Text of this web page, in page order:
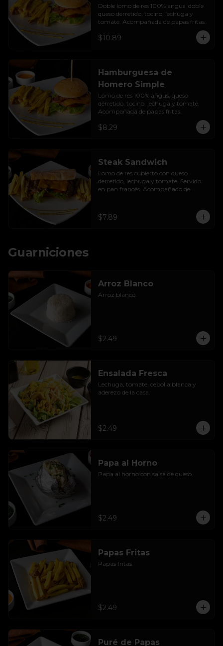
Doble lomo de res 100% angus, doble
queso derretido, tocino, lechuga y
tomate. Acompañada de papas fritas.
$10.89
Hamburguesa de
Homero Simple
Lomo de res 100% angus, queso
derretido, tocino, lechuga y tomate.
Acompañada de papas fritas.
$8.29
Steak Sandwich
Lomo de res cubierto con queso
derretido, lechuga y tomate. Servido
en pan francés. Acompañado de
$7.89
Guarniciones
Arroz Blanco
Arroz blanco.
$2.49
Ensalada Fresca
Lechuga, tomate, cebolla blanca y
aderezo de la casa.
$2.49
Papa al Horno
Papa al horno con salsa de queso.
$2.49
Papas Fritas
Papas fritas.
$2.49
Puré de Papas